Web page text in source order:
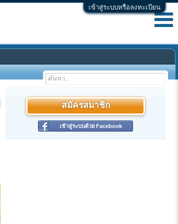
เข้าสู่ระบบหรือลงทะเบียน
สมัครสมาชิก
เข้าสู่ระบบด้วย Facebook